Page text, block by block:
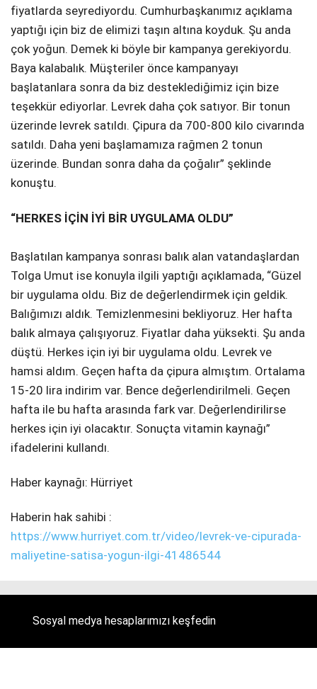
fiyatlarda seyrediyordu. Cumhurbaşkanımız açıklama
yaptığı için biz de elimizi taşın altına koyduk. Şu anda
çok yoğun. Demek ki böyle bir kampanya gerekiyordu.
Baya kalabalık. Müşteriler önce kampanyayı
başlatanlara sonra da biz desteklediğimiz için bize
teşekkür ediyorlar. Levrek daha çok satıyor. Bir tonun
üzerinde levrek satıldı. Çipura da 700-800 kilo civarında
satıldı. Daha yeni başlamamıza rağmen 2 tonun
üzerinde. Bundan sonra daha da çoğalır” şeklinde
konuştu.
“HERKES İÇİN İYİ BİR UYGULAMA OLDU”
Başlatılan kampanya sonrası balık alan vatandaşlardan
Tolga Umut ise konuyla ilgili yaptığı açıklamada, “Güzel
bir uygulama oldu. Biz de değerlendirmek için geldik.
Balığımızı aldık. Temizlenmesini bekliyoruz. Her hafta
balık almaya çalışıyoruz. Fiyatlar daha yüksekti. Şu anda
düştü. Herkes için iyi bir uygulama oldu. Levrek ve
hamsi aldım. Geçen hafta da çipura almıştım. Ortalama
15-20 lira indirim var. Bence değerlendirilmeli. Geçen
hafta ile bu hafta arasında fark var. Değerlendirilirse
herkes için iyi olacaktır. Sonuçta vitamin kaynağı”
ifadelerini kullandı.
Haber kaynağı: Hürriyet
Haberin hak sahibi :
https://www.hurriyet.com.tr/video/levrek-ve-cipurada-
maliyetine-satisa-yogun-ilgi-41486544
Sosyal medya hesaplarımızı keşfedin